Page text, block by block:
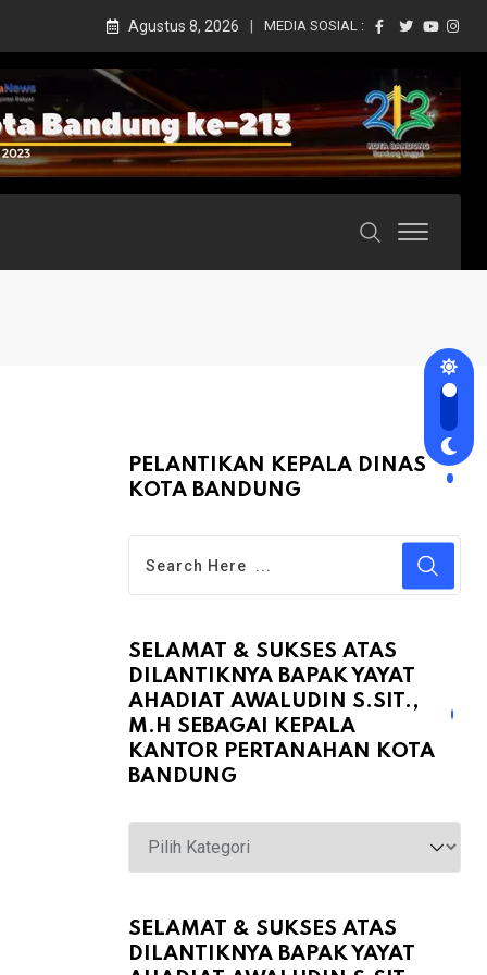
Agustus 8, 2026 MEDIA SOSIAL :
PELANTIKAN KEPALA DINAS
KOTA BANDUNG
SELAMAT & SUKSES ATAS
DILANTIKNYA BAPAK YAYAT
AHADIAT AWALUDIN S.SIT.,
M.H SEBAGAI KEPALA
KANTOR PERTANAHAN KOTA
BANDUNG
Selamat
&
atas
Dilantiknya
SELAMAT & SUKSES ATAS
DILANTIKNYA BAPAK YAYAT